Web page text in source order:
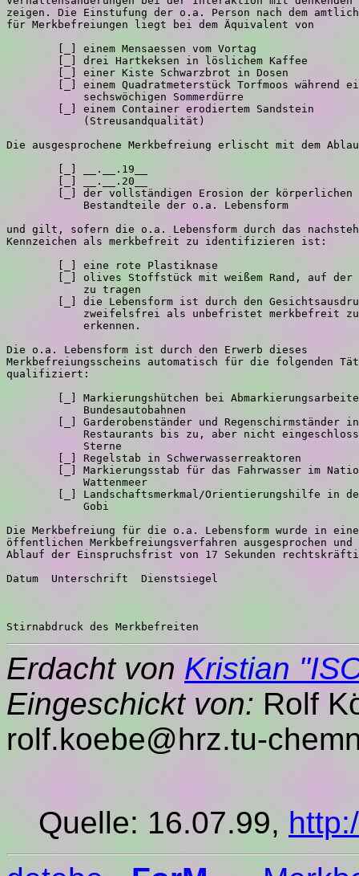
zeigen. Die Einstufung der o.a. Person nach dem
für Merkbefreiungen liegt bei dem Äquivalent von
[_] einem Mensaessen vom Vortag
[_] drei Hartkeksen in löslichem Kaffee
[_] einer Kiste Schwarzbrot in Dosen
[_] einem Quadratmeterstück Torfmoos während
sechswöchigen Sommerdürre
[_] einem Container erodiertem Sandstein
(Streusandqualität)
Die ausgesprochene Merkbefreiung erlischt mit dem
[_] __.__.19__
[_] __.__.20__
[_] der vollständigen Erosion der körperlichen
Bestandteile der o.a. Lebensform
und gilt, sofern die o.a. Lebensform durch das
Kennzeichen als merkbefreit zu identifizieren ist:
[_] eine rote Plastiknase
[_] olives Stoffstück mit weißem Rand, auf der
zu tragen
[_] die Lebensform ist durch den
zweifelsfrei als unbefristet merkbefreit zu
erkennen.
Die o.a. Lebensform ist durch den Erwerb dieses
Merkbefreiungsscheins automatisch für die folgenden
qualifiziert:
[_] Markierungshütchen bei
Bundesautobahnen
[_] Garderobenständer und Regenschirmständer in
Restaurants bis zu, aber nicht
Sterne
[_] Regelstab in Schwerwasserreaktoren
[_] Markierungsstab für das Fahrwasser im
Wattenmeer
[_] Landschaftsmerkmal/Orientierungshilfe in der
Gobi
Die Merkbefreiung für die o.a. Lebensform wurde in
öffentlichen Merkbefreiungsverfahren ausgesprochen
Ablauf der Einspruchsfrist von 17 Sekunden
Datum  Unterschrift  Dienstsiegel
Erdacht von Kristian
Eingeschickt von: Rolf
rolf.koebe@hrz.tu-
Quelle: 16.07.99,